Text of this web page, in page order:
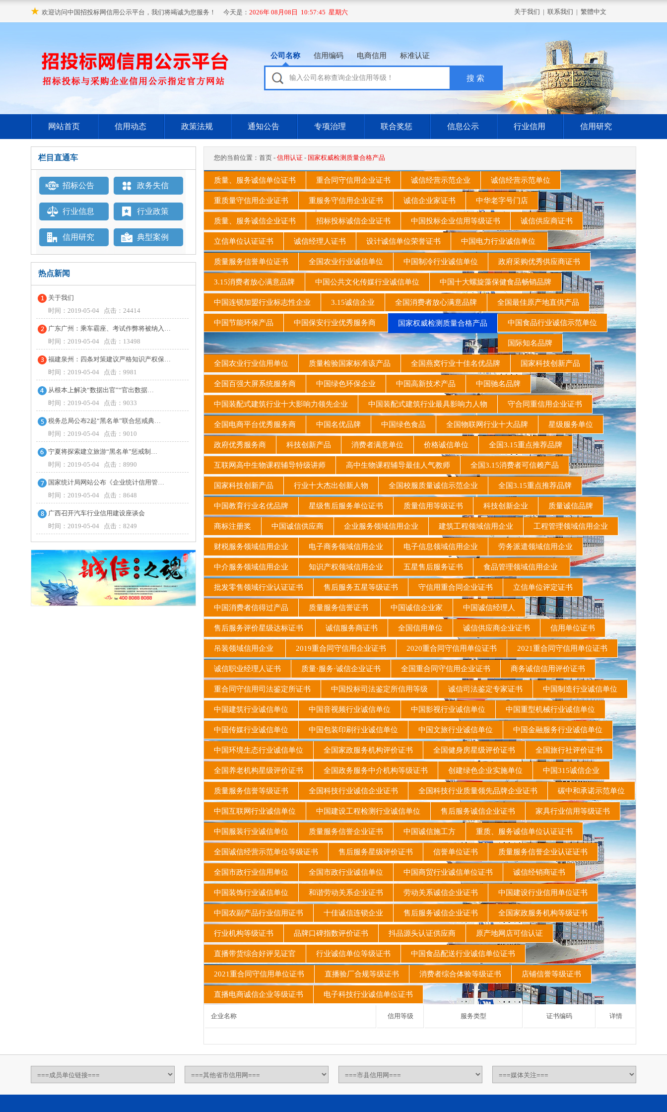
★ 欢迎访问中国招投标网信用公示平台，我们将竭诚为您服务！ 今天是： 2026年 08月08日 10:57:46 星期六 关于我们 | 联系我们 | 繁體中文
公司名称 信用编码 电商信用 标准认证
网站首页 信用动态 政策法规 通知公告 专项治理 联合奖惩 信息公示 行业信用 信用研究
栏目直通车
招标公告 政务失信
行业信息 行业政策
信用研究 典型案例
热点新闻
关于我们
时间：2019-05-04 点击：24414
广东广州：乘车霸座、考试作弊将被纳入…
时间：2019-05-04 点击：13498
福建泉州：四条对策建议严格知识产权保…
时间：2019-05-04 点击：9981
从根本上解决“数据出官”“官出数据…
时间：2019-05-04 点击：9033
税务总局公布2起“黑名单”联合惩戒典…
时间：2019-05-04 点击：9010
宁夏将探索建立旅游“黑名单”惩戒制…
时间：2019-05-04 点击：8990
国家统计局网站公布《企业统计信用管…
时间：2019-05-04 点击：8648
广西召开汽车行业信用建设座谈会
时间：2019-05-04 点击：8249
您的当前位置： 首页 - 信用认证 - 国家权威检测质量合格产品
质量、服务诚信单位证书 重合同守信用企业证书 诚信经营示范企业 诚信经营示范单位
重质量守信用企业证书 重服务守信用企业证书 诚信企业家证书 中华老字号门店
质量、服务诚信企业证书 招标投标诚信企业证书 中国投标企业信用等级证书 诚信供应商证书
立信单位认证证书 诚信经理人证书 设计诚信单位荣誉证书 中国电力行业诚信单位
质量服务信誉单位证书 全国农业行业诚信单位 中国制冷行业诚信单位 政府采购优秀供应商证书
3.15消费者放心满意品牌 中国公共文化传媒行业诚信单位 中国十大螺旋藻保健食品畅销品牌
中国连锁加盟行业标志性企业 3.15诚信企业 全国消费者放心满意品牌 全国最佳原产地直供产品
中国节能环保产品 中国保安行业优秀服务商 国家权威检测质量合格产品 中国食品行业诚信示范单位
国际知名品牌
全国农业行业信用单位 质量检验国家标准该产品 全国燕窝行业十佳名优品牌 国家科技创新产品
全国百强大屏系统服务商 中国绿色环保企业 中国高新技术产品 中国驰名品牌
中国装配式建筑行业十大影响力领先企业 中国装配式建筑行业最具影响力人物 守合同重信用企业证书
全国电商平台优秀服务商 中国名优品牌 中国绿色食品 全国物联网行业十大品牌 星级服务单位
政府优秀服务商 科技创新产品 消费者满意单位 价格诚信单位 全国3.15重点推荐品牌
互联网高中生物课程辅导特级讲师 高中生物课程辅导最佳人气教师 全国3.15消费者可信赖产品
国家科技创新产品 行业十大杰出创新人物 全国校服质量诚信示范企业 全国3.15重点推荐品牌
中国教育行业名优品牌 星级售后服务单位证书 质量信用等级证书 科技创新企业 质量诚信品牌
商标注册奖 中国诚信供应商 企业服务领域信用企业 建筑工程领域信用企业 工程管理领域信用企业
财税服务领域信用企业 电子商务领域信用企业 电子信息领域信用企业 劳务派遣领域信用企业
中介服务领域信用企业 知识产权领域信用企业 五星售后服务证书 食品管理领域信用企业
批发零售领域行业认证证书 售后服务五星等级证书 守信用重合同企业证书 立信单位评定证书
中国消费者信得过产品 质量服务信誉证书 中国诚信企业家 中国诚信经理人
售后服务评价星级达标证书 诚信服务商证书 全国信用单位 诚信供应商企业证书 信用单位证书
吊装领域信用企业 2019重合同守信用企业证书 2020重合同守信用单位证书 2021重合同守信用单位证书
诚信职业经理人证书 质量·服务·诚信企业证书 全国重合同守信用企业证书 商务诚信信用评价证书
重合同守信用司法鉴定所证书 中国投标司法鉴定所信用等级 诚信司法鉴定专家证书 中国制造行业诚信单位
中国建筑行业诚信单位 中国音视频行业诚信单位 中国影视行业诚信单位 中国重型机械行业诚信单位
中国传媒行业诚信单位 中国包装印刷行业诚信单位 中国文旅行业诚信单位 中国金融服务行业诚信单位
中国环境生态行业诚信单位 全国家政服务机构评价证书 全国健身房星级评价证书 全国旅行社评价证书
全国养老机构星级评价证书 全国政务服务中介机构等级证书 创建绿色企业实施单位 中国315诚信企业
质量服务信誉等级证书 全国科技行业诚信企业证书 全国科技行业质量领先品牌企业证书 碳中和承诺示范单位
中国互联网行业诚信单位 中国建设工程检测行业诚信单位 售后服务诚信企业证书 家具行业信用等级证书
中国服装行业诚信单位 质量服务信誉企业证书 中国诚信施工方 重质、服务诚信单位认证证书
全国诚信经营示范单位等级证书 售后服务星级评价证书 信誉单位证书 质量服务信誉企业认证证书
全国市政行业信用单位 全国市政行业诚信单位 中国商贸行业诚信单位证书 诚信经销商证书
中国装饰行业诚信单位 和谐劳动关系企业证书 劳动关系诚信企业证书 中国建设行业信用单位证书
中国农副产品行业信用证书 十佳诚信连锁企业 售后服务诚信企业证书 全国家政服务机构等级证书
行业机构等级证书 品牌口碑指数评价证书 抖品源头认证供应商 原产地网店可信认证
直播带货综合好评见证官 行业诚信单位等级证书 中国食品配送行业诚信单位证书
2021重合同守信用单位证书 直播验厂合规等级证书 消费者综合体验等级证书 店铺信誉等级证书
直播电商诚信企业等级证书 电子科技行业诚信单位证书
企业名称 信用等级 服务类型 证书编码 详情